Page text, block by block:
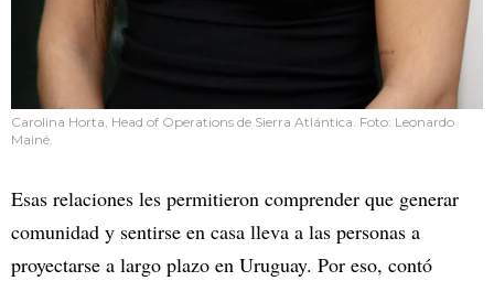
Carolina Horta, Head of Operations de Sierra Atlántica. Foto: Leonardo
Mainé.
Esas relaciones les permitieron comprender que generar
comunidad y sentirse en casa lleva a las personas a
proyectarse a largo plazo en Uruguay. Por eso, contó